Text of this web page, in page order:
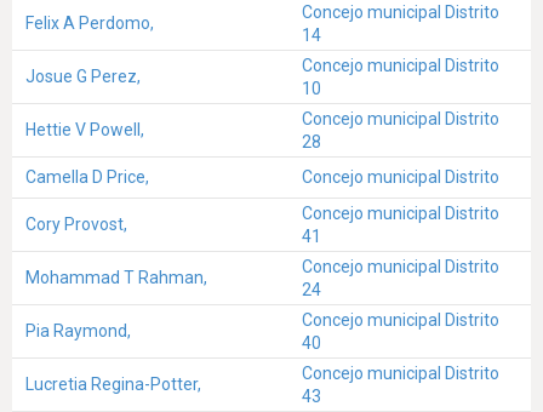
Felix A Perdomo,
Concejo municipal Distrito
14
Josue G Perez,
Concejo municipal Distrito
10
Hettie V Powell,
Concejo municipal Distrito
28
Camella D Price,
Concejo municipal Distrito
Cory Provost,
Concejo municipal Distrito
41
Mohammad T Rahman,
Concejo municipal Distrito
24
Pia Raymond,
Concejo municipal Distrito
40
Lucretia Regina-Potter,
Concejo municipal Distrito
43